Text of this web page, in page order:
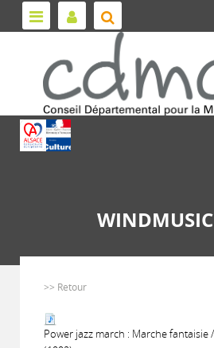
>> Retour
Power jazz march : Marche fantaisie